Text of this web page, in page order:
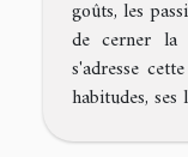
goûts, les
de cerner la
s'adresse
habitudes,